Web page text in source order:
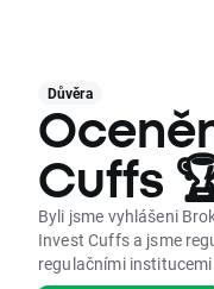
Důvěra
Cuffs
Byli jsme vyhlášeni
Invest Cuffs a jsme
regulačními